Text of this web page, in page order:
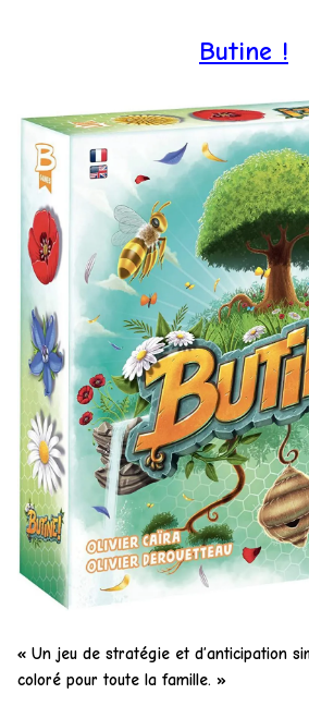
Butine !
« Un jeu de stratégie et d’anticipation
coloré pour toute la famille. »